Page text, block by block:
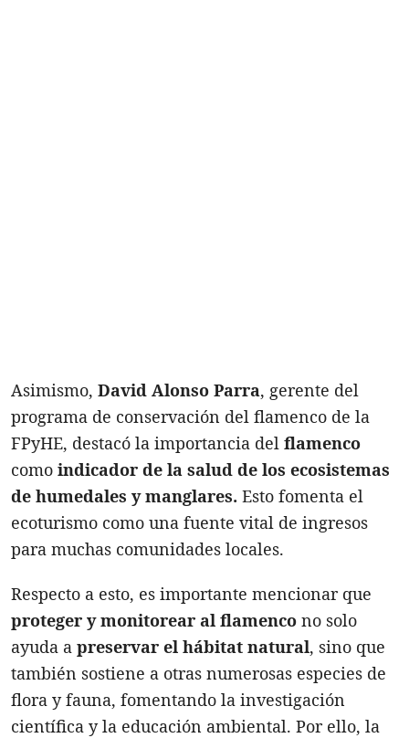
Asimismo, David Alonso Parra, gerente del
programa de conservación del flamenco de la
FPyHE, destacó la importancia del flamenco
como indicador de la salud de los ecosistemas
de humedales y manglares. Esto fomenta el
ecoturismo como una fuente vital de ingresos
para muchas comunidades locales.
Respecto a esto, es importante mencionar que
proteger y monitorear al flamenco no solo
ayuda a preservar el hábitat natural, sino que
también sostiene a otras numerosas especies de
flora y fauna, fomentando la investigación
científica y la educación ambiental. Por ello, la